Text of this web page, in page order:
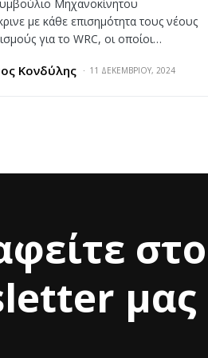
Μηχανοκίνητου
με κάθε επισημότητα τους νέους
για το WRC, οι οποίοι…
Κονδύλης 11 ΔΕΚΕΜΒΡΊΟΥ, 2024
στο
μας